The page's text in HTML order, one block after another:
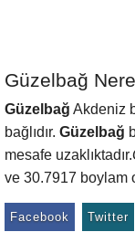
Güzelbağ
Güzelbağ Akdeniz
bağlıdır. Güzelbağ
mesafe uzaklıktadır.
ve 30.7917 boylam
Facebook Twitter